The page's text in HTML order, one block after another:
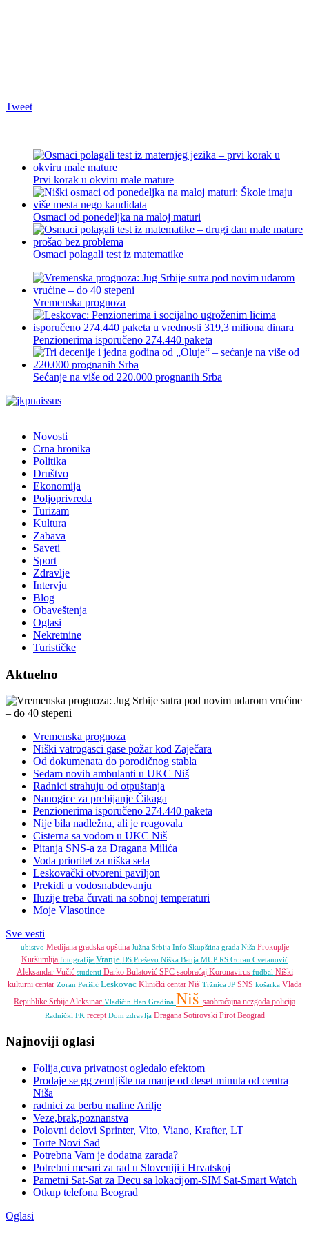
Tweet
Prvi korak u okviru male mature
Osmaci od ponedeljka na maloj maturi
Osmaci polagali test iz matematike
Vremenska prognoza
Penzionerima isporučeno 274.440 paketa
Sećanje na više od 220.000 prognanih Srba
Novosti
Crna hronika
Politika
Društvo
Ekonomija
Poljoprivreda
Turizam
Kultura
Zabava
Saveti
Sport
Zdravlje
Intervju
Blog
Obaveštenja
Oglasi
Nekretnine
Turističke
Aktuelno
Vremenska prognoza
Niški vatrogasci gase požar kod Zaječara
Od dokumenata do porodičnog stabla
Sedam novih ambulanti u UKC Niš
Radnici strahuju od otpuštanja
Nanogice za prebijanje Čikaga
Penzionerima isporučeno 274.440 paketa
Nije bila nadležna, ali je reagovala
Cisterna sa vodom u UKC Niš
Pitanja SNS-a za Dragana Milića
Voda prioritet za niška sela
Leskovački otvoreni paviljon
Prekidi u vodosnabdevanju
Iluzije treba čuvati na sobnoj temperaturi
Moje Vlasotince
Sve vesti
ubistvo Medijana gradska opština Južna Srbija Info Skupština grada Niša Prokuplje
Kuršumlija fotografije Vranje DS Preševo Niška Banja MUP RS Goran Cvetanović
Aleksandar Vučić studenti Darko Bulatović SPC saobraćaj Koronavirus fudbal Niški
kulturni centar Zoran Perišić Leskovac Klinički centar Niš Tržnica JP SNS košarka Vlada
Republike SrbijeAleksinac Vladičin Han Gradina Niš saobraćajna nezgoda policija
Radnički FK receptDom zdravlja Dragana Sotirovski PirotBeograd
Najnoviji oglasi
Folija,cuva privatnost ogledalo efektom
Prodaje se gg zemljište na manje od deset minuta od centra
Niša
radnici za berbu maline Arilje
Veze,brak,poznanstva
Polovni delovi Sprinter, Vito, Viano, Krafter, LT
Torte Novi Sad
Potrebna Vam je dodatna zarada?
Potrebni mesari za rad u Sloveniji i Hrvatskoj
Pametni Sat-Sat za Decu sa lokacijom-SIM Sat-Smart Watch
Otkup telefona Beograd
Oglasi